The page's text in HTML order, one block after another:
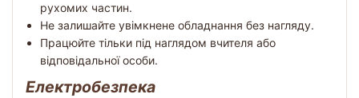
рухомих частин.
Не залишайте увімкнене обладнання без нагляду.
Працюйте тільки під наглядом вчителя або
відповідальної особи.
Електробезпека